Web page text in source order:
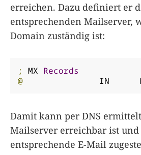
erreichen. Dazu definiert er
entsprechenden Mailserver,
Domain zuständig ist:
; MX Records
@
Damit kann per DNS
Mailserver erreichbar ist und
entsprechende E-Mail